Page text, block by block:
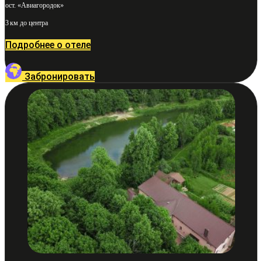
ост. «Авиагородок»
3 км до центра
Подробнее о отеле
Забронировать